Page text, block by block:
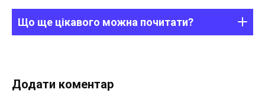
Що ще цікавого можна почитати?
Додати коментар